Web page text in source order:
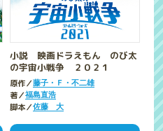
小説 映画ドラえもん のび太
の宇宙小戦争 ２０２１
原作／藤子・Ｆ・不二雄
著／福島直浩
脚本／佐藤 大